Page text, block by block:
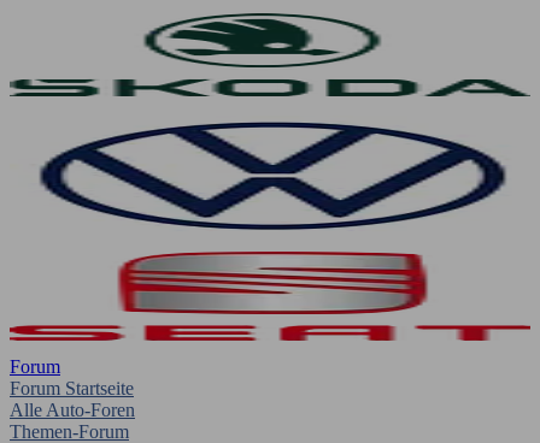
Forum
Forum Startseite
Alle Auto-Foren
Themen-Forum